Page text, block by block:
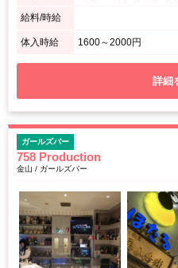
給料/時給
体入時給 1600～2000円
詳細
ガールズバー
758 Production
金山 / ガールズバー